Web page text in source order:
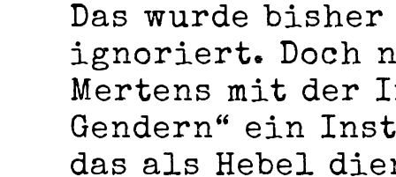
Das wurde
ignoriert. Doch
Mertens mit der
Gendern“ ein
das als Hebel